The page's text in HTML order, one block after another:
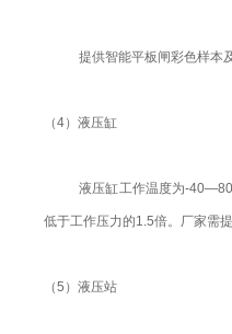
提供智能平板闸彩色样本
（4）液压缸
液压缸工作温度为-
低于工作压力的1.5倍。厂家需
（5）液压站